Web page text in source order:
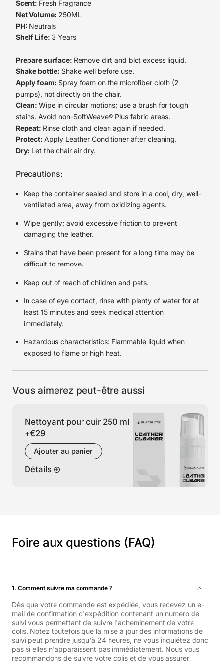
Scent: Fresh Fragrance
Net Volume: 250ML
PH: Neutrals
Shelf Life: 3 Years
Prepare surface: Remove dirt and blot excess liquid.
Shake bottle: Shake well before use.
Apply foam: Spray foam on the microfiber cloth (2
pumps), not directly on the chair.
Clean: Wipe in circular motions; use a brush for tough
stains. Avoid non-SoftWeave® Plus fabric areas.
Repeat: Rinse cloth and clean again if needed.
Protect: Apply Leather Conditioner after cleaning.
Dry: Let the chair air dry.
Precautions:
Keep the container sealed and store in a cool, dry, well-
ventilated area, away from oxidizing agents.
Wipe gently; avoid excessive friction to prevent
damaging the leather.
Stains that have been present for a long time may be
difficult to remove.
Keep out of reach of children and pets.
In case of eye contact, rinse with plenty of water for at
least 15 minutes and seek medical attention
immediately.
Hazardous characteristics: Flammable liquid when
exposed to flame or high heat.
Vous aimerez peut-être aussi
Nettoyant pour cuir 250 ml
+€29
Ajouter au panier
Détails
Foire aux questions (FAQ)
1. Comment suivre ma commande ?
Dès que votre commande est expédiée, vous recevez un e-
mail de confirmation d'expédition contenant un numéro de
suivi vous permettant de suivre l'acheminement de votre
colis. Notez toutefois que la mise à jour des informations de
suivi peut prendre jusqu'à 24 heures, ne vous inquiétez donc
pas si elles n'apparaissent pas immédiatement. Nous vous
recommandons de suivre votre colis et de vous assurer